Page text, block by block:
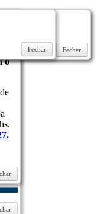
de
o
Fechar
Fechar
Fechar